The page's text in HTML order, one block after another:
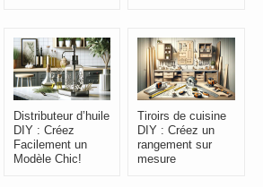
Distributeur d’huile
DIY : Créez
Facilement un
Modèle Chic!
Tiroirs de cuisine
DIY : Créez un
rangement sur
mesure